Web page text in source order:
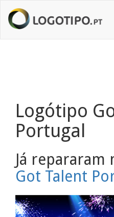
Logótipo
Portugal
Já
Got Talent